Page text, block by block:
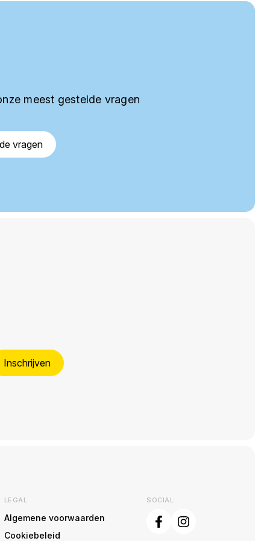
meest gestelde vragen
vragen
Inschrijven
LEGAL
Algemene voorwaarden
Cookiebeleid
SOCIAL